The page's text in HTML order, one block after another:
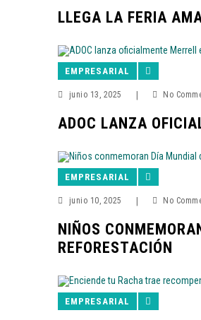
LLEGA LA FERIA
EMPRESARIAL
junio 13, 2025 No
ADOC LANZA
EMPRESARIAL
junio 10, 2025 No
NIÑOS
REFORESTACIÓN
EMPRESARIAL